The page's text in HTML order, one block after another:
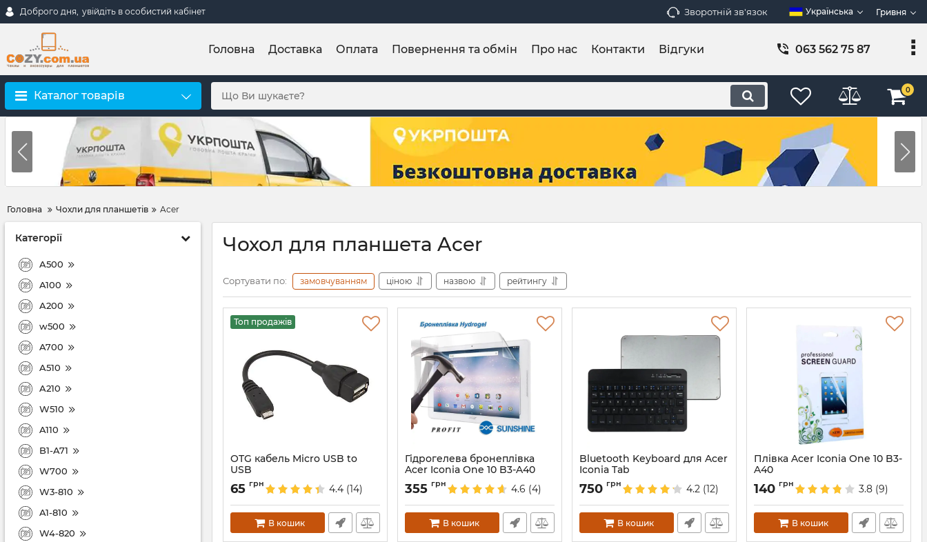
Доброго дня, увійдіть в особистий кабінет Зворотній зв'язок Українська Гривня
Головна Доставка Оплата Повернення та обмін Про нас Контакти Відгуки 063 562 75 87
Каталог товарів 0
Головна Чохли для планшетів Acer
Категорії
A500
A100
A200
w500
A700
A510
A210
W510
A110
B1-A71
W700
W3-810
A1-810
W4-820
Чохол для планшета Acer
Сортувати по: замовчуванням ціною назвою рейтингу
Топ продажів
OTG кабель Micro USB to
USB
Артикул: 398
65 грн 4.4 (14)
В кошик
Гідрогелева бронеплівка
Acer Iconia One 10 B3-A40
Артикул:68609
355 грн 4.6 (4)
В кошик
Bluetooth Keyboard для Acer
Iconia Tab
Артикул:2004
750 грн 4.2 (12)
В кошик
Плівка Acer Iconia One 10 B3-
A40
Артикул:3370
140 грн 3.8 (9)
В кошик